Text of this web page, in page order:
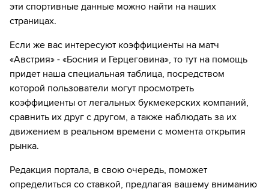
84´
Иван Сунич уходит с поля. Kerim Alajbegovic
выходит вместо него
84´
Босния и Герцеговина делает замену. Бенджамин
Тахирович уходит с поля, а Амир Хаджиахметович
выходит на его замену.
90´+4 Желтую карточку получает Сеад Колашинац
эти спортивные данные можно найти на наших
страницах.
Если же вас интересуют коэффициенты на матч
«Австрия» - «Босния и Герцеговина», то тут на помощь
придет наша специальная таблица, посредством
которой пользователи могут просмотреть
коэффициенты от легальных букмекерских компаний,
сравнить их друг с другом, а также наблюдать за их
движением в реальном времени с момента открытия
рынка.
Редакция портала, в свою очередь, поможет
определиться со ставкой, предлагая вашему вниманию